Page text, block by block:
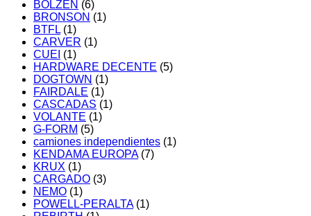
BOLZEN (6)
BRONSON (1)
BTFL (1)
CARVER (1)
CUEI (1)
HARDWARE DECENTE (5)
DOGTOWN (1)
FAIRDALE (1)
CASCADAS (1)
VOLANTE (1)
G-FORM (5)
camiones independientes (1)
KENDAMA EUROPA (7)
KRUX (1)
CARGADO (3)
NEMO (1)
POWELL-PERALTA (1)